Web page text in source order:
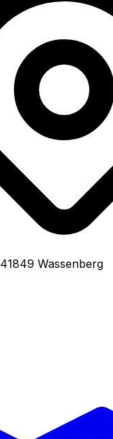
41849 Wassenberg